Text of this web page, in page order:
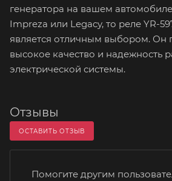
генератора на вашем
Impreza или Legacy, то реле YR-
является отличным выбором. Он
высокое качество и надежность
электрической системы.
Отзывы
ОСТАВИТЬ ОТЗЫВ
Помогите другим